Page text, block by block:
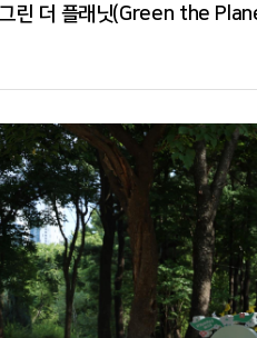
린 더 플래닛(Green the